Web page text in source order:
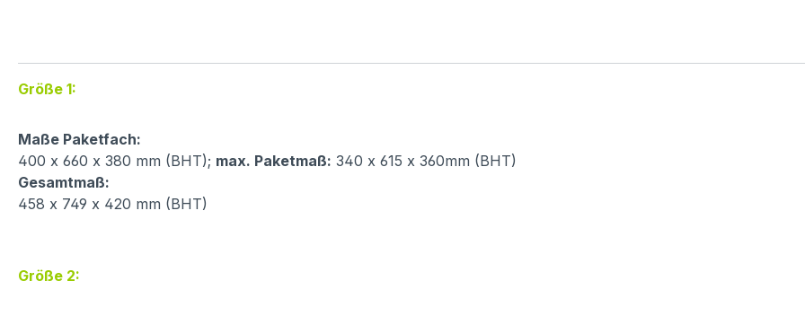
Größe 1:
Maße Paketfach:
400 x 660 x 380 mm (BHT); max. Paketmaß: 340 x 615 x 360mm (BHT)
Gesamtmaß:
458 x 749 x 420 mm (BHT)
Größe 2: